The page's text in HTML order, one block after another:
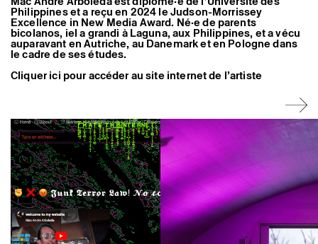
Philippines et a reçu en 2024 le Judson-Morrissey
Excellence in New Media Award. Né·e de parents
bicolanos, iel a grandi à Laguna, aux Philippines, et a vécu
auparavant en Autriche, au Danemark et en Pologne dans
le cadre de ses études.
Cliquer ici pour accéder au site internet de l’artiste